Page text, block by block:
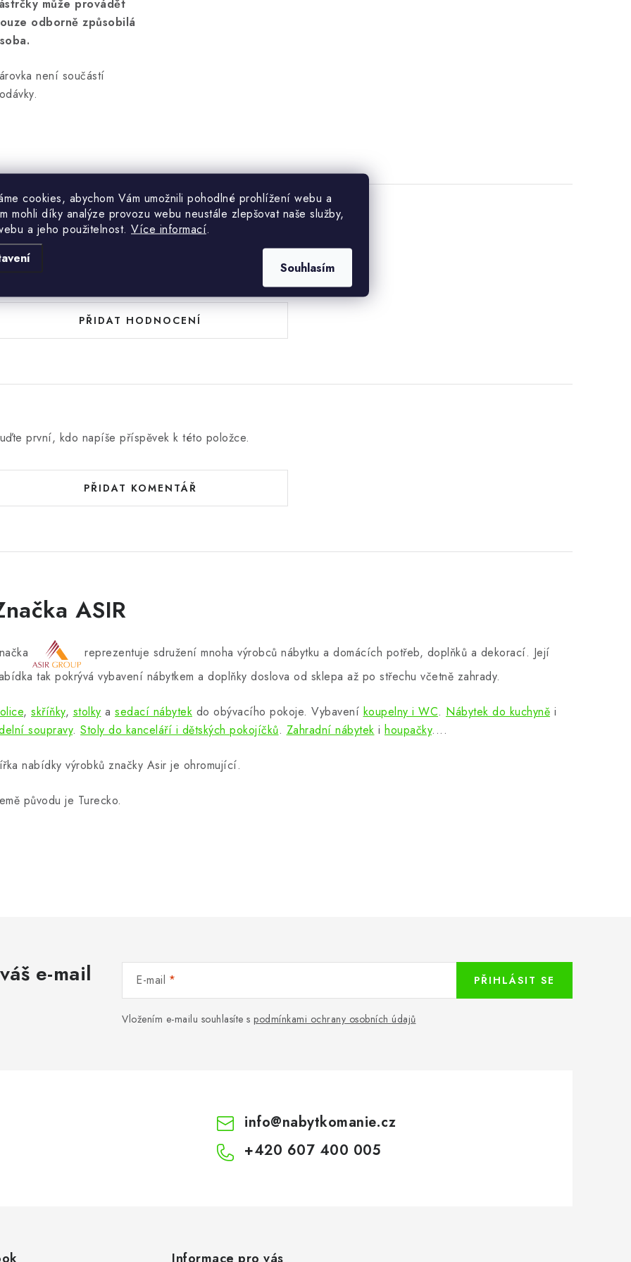
cookies, abychom Vám umožnili pohodlné prohlížení webu a
mohli díky analýze provozu webu neustále zlepšovat naše služby,
a jeho použitelnost. Více informací.
Souhlasím
může provádět
odborně způsobilá
není součástí
produktu (0)
PŘIDAT HODNOCENÍ
první, kdo napíše příspěvek k této položce.
PŘIDAT KOMENTÁŘ
ASIR
reprezentuje sdružení mnoha výrobců nábytku a domácích potřeb, doplňků a dekorací. Její
tak pokrývá vybavení nábytkem a doplňky doslova od sklepa až po střechu včetně zahrady.
, skříňky, stolky a sedací nábytek do obývacího pokoje. Vybavení koupelny i WC. Nábytek do kuchyně i
soupravy. Stoly do kanceláří i dětských pokojíčků. Zahradní nábytek i houpačky....
nabídky výrobků značky Asir je ohromující.
původu je Turecko.
e-mail E-mail
Vložením e-mailu souhlasíte s podmínkami ochrany osobních údajů
PŘIHLÁSIT SE
info@nabytkomanie.cz
+420 607 400 005
Informace pro vás